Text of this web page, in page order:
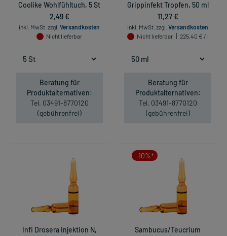
Coolike Wohlfühltuch, 5 St
2,49 €
inkl. MwSt. zzgl. Versandkosten
Nicht lieferbar
Beratung für
Produktalternativen:
Tel. 03491-8770120
(gebührenfrei)
Grippinfekt Tropfen, 50 ml
11,27 €
inkl. MwSt. zzgl. Versandkosten
Nicht lieferbar
225,40 € / l
Beratung für
Produktalternativen:
Tel. 03491-8770120
(gebührenfrei)
Infi Drosera Injektion N,
-10%*
Sambucus/Teucrium